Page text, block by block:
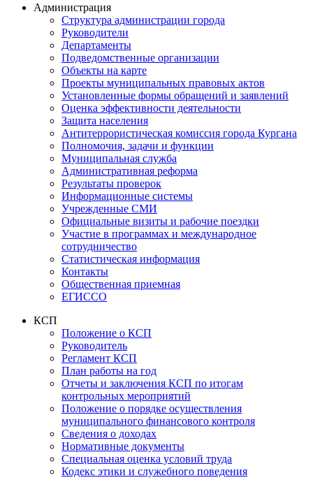
Администрация
Структура администрации города
Руководители
Департаменты
Подведомственные организации
Объекты на карте
Проекты муниципальных правовых актов
Установленные формы обращений и заявлений
Оценка эффективности деятельности
Защита населения
Антитеррористическая комиссия города Кургана
Полномочия, задачи и функции
Муниципальная служба
Административная реформа
Результаты проверок
Информационные системы
Учрежденные СМИ
Официальные визиты и рабочие поездки
Участие в программах и международное
сотрудничество
Статистическая информация
Контакты
Общественная приемная
ЕГИССО
КСП
Положение о КСП
Руководитель
Регламент КСП
План работы на год
Отчеты и заключения КСП по итогам
контрольных мероприятий
Положение о порядке осуществления
муниципального финансового контроля
Сведения о доходах
Нормативные документы
Специальная оценка условий труда
Кодекс этики и служебного поведения